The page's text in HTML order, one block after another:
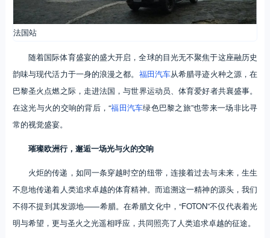
法国站
随着国际体育盛宴的盛大开启，全球的目光无不聚焦于这座融历史
韵味与现代活力于一身的浪漫之都。 福田汽车从希腊寻迹火种之源，在
巴黎圣火点燃之际，走进法国，与世界运动员、体育爱好者共襄盛事。
在这光与火的交响的背后，“福田汽车绿色巴黎之旅”也带来一场非比寻
常的视觉盛宴。
璀璨欧洲行，邂逅一场光与火的交响
火炬的传递，如同一条穿越时空的纽带，连接着过去与未来，生生
不息地传递着人类追求卓越的体育精神。而追溯这一精神的源头，我们
不得不提到其发源地——希腊。在希腊文化中，“FOTON”不仅代表着光
明与希望，更与圣火之光遥相呼应，共同照亮了人类追求卓越的征途。